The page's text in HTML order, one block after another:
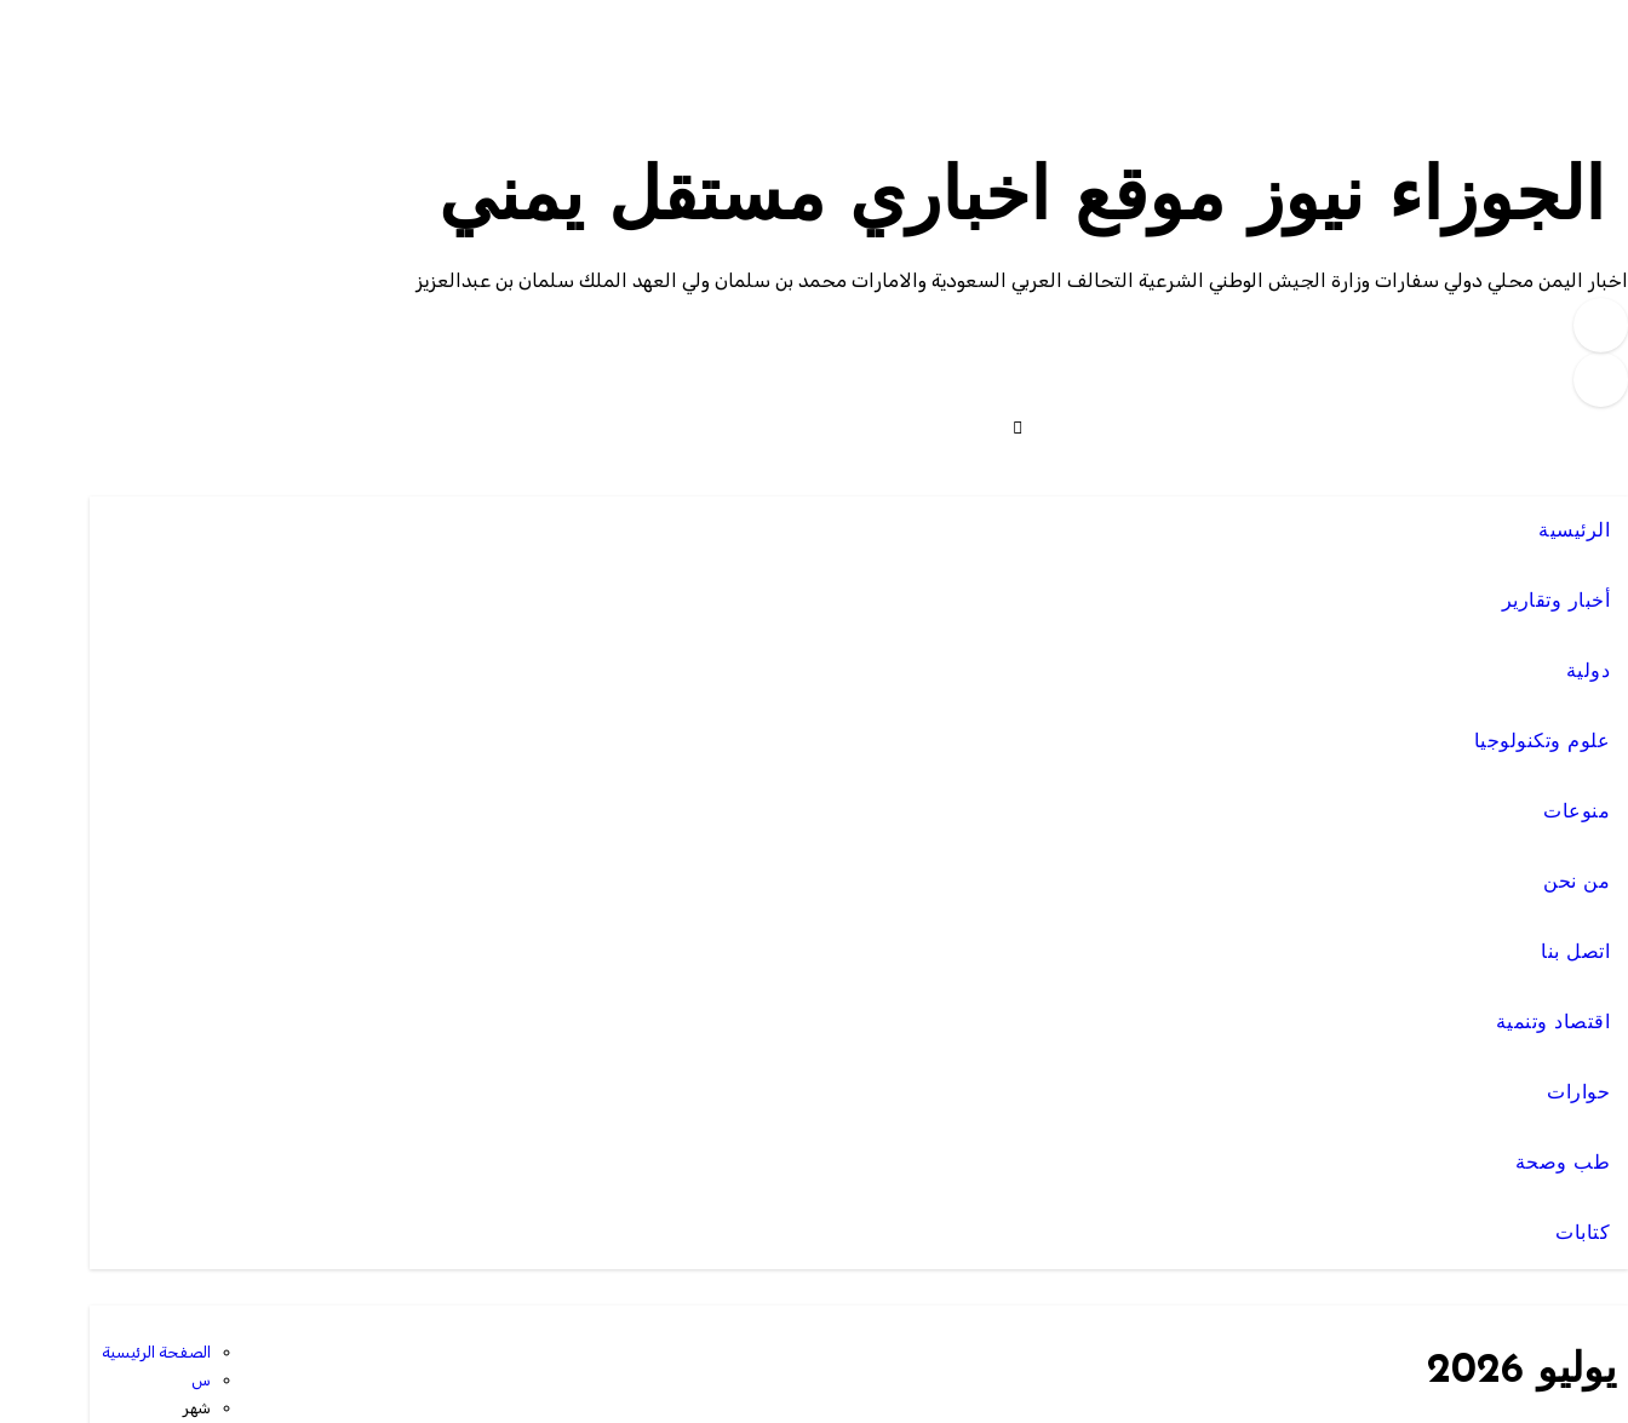
الجوزاء نيوز موقع اخباري مستقل يمني
اخبار اليمن محلي دولي سفارات وزارة الجيش الوطني الشرعية التحالف العربي السعودية والامارات محمد بن سلمان ولي العهد الملك سلمان بن عبدالعزيز
الرئيسية
أخبار وتقارير
دولية
علوم وتكنولوجيا
منوعات
من نحن
اتصل بنا
اقتصاد وتنمية
حوارات
طب وصحة
كتابات
يوليو 2026
الصفحة الرئيسية
س
شهر